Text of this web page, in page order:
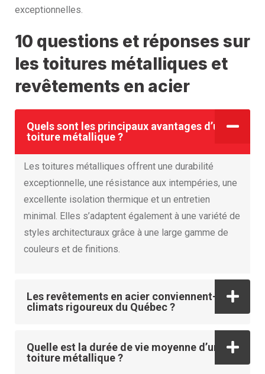
exceptionnelles.
10 questions et réponses sur
les toitures métalliques et
revêtements en acier
Quels sont les principaux avantages d’une
toiture métallique ?
Les toitures métalliques offrent une durabilité
exceptionnelle, une résistance aux intempéries, une
excellente isolation thermique et un entretien
minimal. Elles s’adaptent également à une variété de
styles architecturaux grâce à une large gamme de
couleurs et de finitions.
Les revêtements en acier conviennent-ils aux
climats rigoureux du Québec ?
Quelle est la durée de vie moyenne d’une
toiture métallique ?